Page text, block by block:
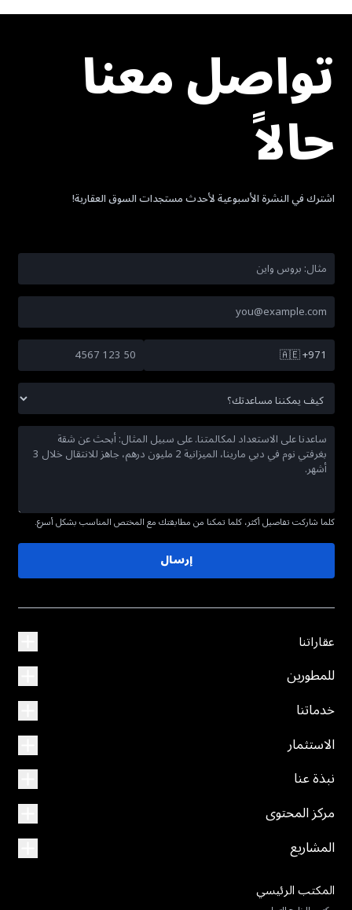
تواصل معنا
حالاً
اشترك في النشرة الأسبوعية لأحدث مستجدات السوق العقارية!
🇦🇪+971
كلما شاركت تفاصيل أكثر، كلما تمكنا من مطابقتك مع المختص المناسب بشكل أسرع.
إرسال
عقاراتنا
للمطورين
خدماتنا
الاستثمار
نبذة عنا
مركز المحتوى
المشاريع
المكتب الرئيسي